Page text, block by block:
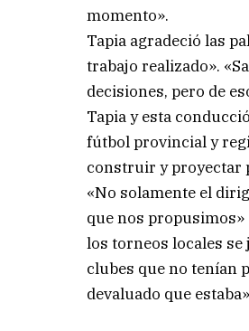
momento».
Tapia agradeció las
trabajo realizado».
decisiones, pero de
Tapia y esta
fútbol provincial y
construir y proyectar
«No solamente el
que nos
los torneos locales se
clubes que no tenían
devaluado que